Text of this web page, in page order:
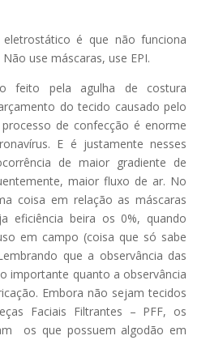
é que não funciona
use máscaras, use EPI.
feito pela agulha de costura
do tecido causado pelo
de confecção é enorme
E é justamente nesses
de maior gradiente de
maior fluxo de ar. No
coisa em relação as máscaras
eficiência beira os 0%, quando
em campo (coisa que só sabe
que a observância das
importante quanto a observância
Embora não sejam tecidos
Faciais Filtrantes – PFF, os
os que possuem algodão em